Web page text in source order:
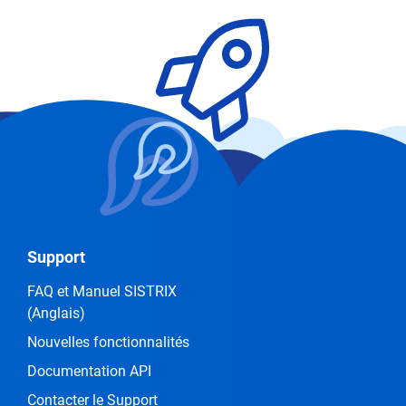
Support
FAQ et Manuel SISTRIX
(Anglais)
Nouvelles fonctionnalités
Documentation API
Contacter le Support